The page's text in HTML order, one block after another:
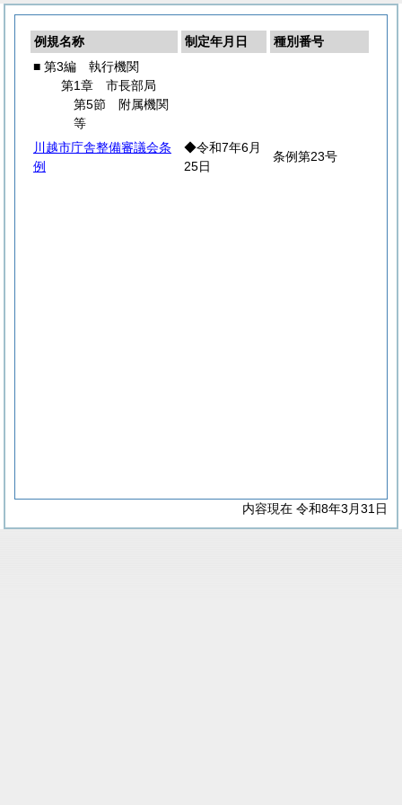
例規名称 制定年月日
種別番号
■ 第3編 執行機関
第1章 市長部局
第5節 附属機関
等
川越市庁舎整備審議会条
例
◆令和7年6月
25日
条例第23号
内容現在 令和8年3月31日